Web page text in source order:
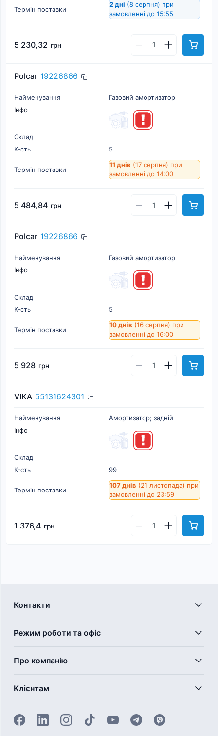
Термін поставки
2 дні (8 серпня) при
замовленні до 15:55
5 230,32 грн
Polcar 19226866
Найменування
Газовий амортизатор
Інфо
Склад
К-cть
5
Термін поставки
11 днів (17 серпня) при
замовленні до 14:00
5 484,84 грн
Polcar 19226866
Найменування
Газовий амортизатор
Інфо
Склад
К-cть
5
Термін поставки
10 днів (16 серпня) при
замовленні до 16:00
5 928 грн
VIKA 55131624301
Найменування
Амортизатор; задній
Інфо
Склад
К-cть
99
Термін поставки
107 днів (21 листопада) при
замовленні до 23:59
1 376,4 грн
Контакти
Режим роботи та офіс
Про компанію
Клієнтам